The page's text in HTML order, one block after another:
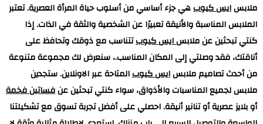
ملابسايس كيوبهي جزء أساسي من أسلوب حياة المرأة العصرية. تعتبر
الملابس المناسبة والأنيقة تعبيرًا عن الشخصية والثقة في الذات. إذا
كنتي تبحثين عن ملابسايس كيوبتتناسب مع ذوقك وتحافظ على
أناقتك، فقد وصلتي إلى المكان المناسب.، سنعرض لك مجموعة متنوعة
من أحدث تصاميم ملابسايس كيوبالمتاحة عبر الاونلاين. ستجدين
ملابس لجميع المناسبات والأذواق، سواء كنتي تبحثين عنفساتين فخمة
أو بلايز عصرية أو تنانير أنيقة. احصلي على أفضل تجربة تسوق مع تشكيلتنا